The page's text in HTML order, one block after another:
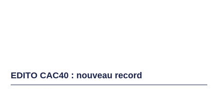
EDITO CAC40 : nouveau record